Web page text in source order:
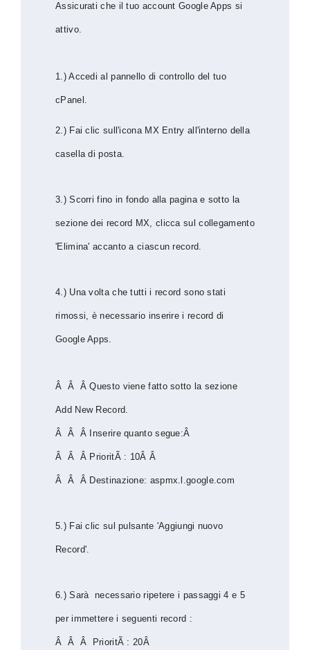
Assicurati che il tuo account Google Apps si
attivo.
1.) Accedi al pannello di controllo del tuo
cPanel.
2.) Fai clic sull'icona MX Entry all'interno della
casella di posta.
3.) Scorri fino in fondo alla pagina e sotto la
sezione dei record MX, clicca sul collegamento
'Elimina' accanto a ciascun record.
4.) Una volta che tutti i record sono stati
rimossi, è necessario inserire i record di
Google Apps.
Â Â Â Questo viene fatto sotto la sezione
Add New Record.
Â Â Â Inserire quanto segue:Â
Â Â Â PrioritÃ : 10Â Â
Â Â Â Destinazione: aspmx.l.google.com
5.) Fai clic sul pulsante 'Aggiungi nuovo
Record'.
6.) Sarà necessario ripetere i passaggi 4 e 5
per immettere i seguenti record :
Â Â Â PrioritÃ : 20Â